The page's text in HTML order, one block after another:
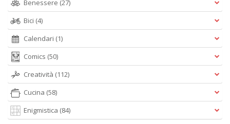
Benessere (27)
Bici (4)
Calendari (1)
Comics (50)
Creatività (112)
Cucina (58)
Enigmistica (84)